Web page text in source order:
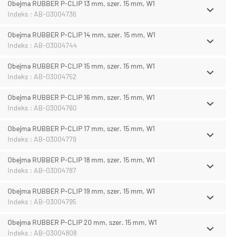
Obejma RUBBER P-CLIP 13 mm, szer. 15 mm, W1
Indeks : AB-03004736
Obejma RUBBER P-CLIP 14 mm, szer. 15 mm, W1
Indeks : AB-03004744
Obejma RUBBER P-CLIP 15 mm, szer. 15 mm, W1
Indeks : AB-03004752
Obejma RUBBER P-CLIP 16 mm, szer. 15 mm, W1
Indeks : AB-03004760
Obejma RUBBER P-CLIP 17 mm, szer. 15 mm, W1
Indeks : AB-03004779
Obejma RUBBER P-CLIP 18 mm, szer. 15 mm, W1
Indeks : AB-03004787
Obejma RUBBER P-CLIP 19 mm, szer. 15 mm, W1
Indeks : AB-03004795
Obejma RUBBER P-CLIP 20 mm, szer. 15 mm, W1
Indeks : AB-03004808